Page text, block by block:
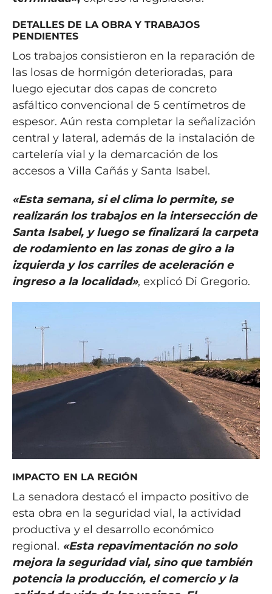
DETALLES DE LA OBRA Y TRABAJOS
PENDIENTES
Los trabajos consistieron en la reparación de
las losas de hormigón deterioradas, para
luego ejecutar dos capas de concreto
asfáltico convencional de 5 centímetros de
espesor. Aún resta completar la señalización
central y lateral, además de la instalación de
cartelería vial y la demarcación de los
accesos a Villa Cañás y Santa Isabel.
«Esta semana, si el clima lo permite, se
realizarán los trabajos en la intersección de
Santa Isabel, y luego se finalizará la carpeta
de rodamiento en las zonas de giro a la
izquierda y los carriles de aceleración e
ingreso a la localidad», explicó Di Gregorio.
IMPACTO EN LA REGIÓN
La senadora destacó el impacto positivo de
esta obra en la seguridad vial, la actividad
productiva y el desarrollo económico
regional. «Esta repavimentación no solo
mejora la seguridad vial, sino que también
potencia la producción, el comercio y la